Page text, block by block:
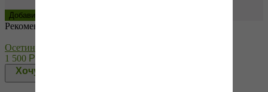
Рекомендуем купить
Осетинский пирог с говяжьим мясом и специями
1 500 Р
Хочу!